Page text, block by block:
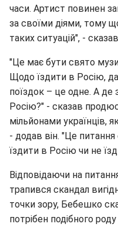
часи. Артист повинен
за своїми діями, тому
таких ситуацій", -
"Це має бути свято
Щодо їздити в Росію,
поїздок – це одне. А
Росію?" - сказав
мільйонами українців,
- додав він. "Це питання
їздити в Росію чи не
Відповідаючи на
трапився скандал
точки зору, Бебешко
потрібен подібного